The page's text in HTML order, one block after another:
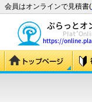
会員はオンラインで見積書(